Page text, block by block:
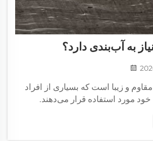
به آب‌بندی دارد؟
و زیبا است که بسیاری از افراد
خود مورد استفاده قرار می‌دهند.
رایج این است که آیا کوارتزیت
یا خیر. جایی که بهترین محصول